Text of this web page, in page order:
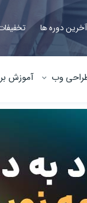
آخرین دوره ها
وب آموزش